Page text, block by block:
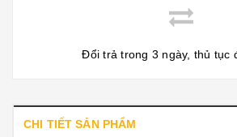
Đổi trả trong 3 ngày, thủ tục
CHI TIẾT SẢN PHẨM